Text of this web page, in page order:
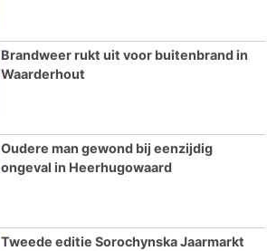
Brandweer rukt uit voor buitenbrand in
Waarderhout
Oudere man gewond bij eenzijdig
ongeval in Heerhugowaard
Tweede editie Sorochynska Jaarmarkt